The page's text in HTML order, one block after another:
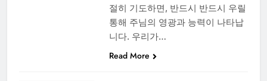
절히 기도하면, 반드시 반드시 우릴
통해 주님의 영광과 능력이 나타납
니다. 우리가…
Read More